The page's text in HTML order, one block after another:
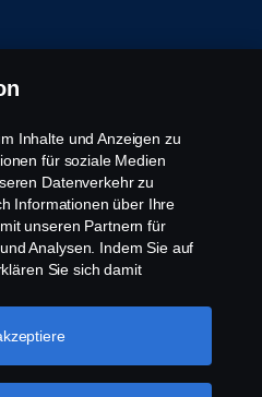
Inhalte und Anzeigen zu
für soziale Medien
Datenverkehr zu
Informationen über Ihre
unseren Partnern für
Analysen. Indem Sie auf
Sie sich damit
werden. Sie können Ihre
Sie auf die "Cookie-